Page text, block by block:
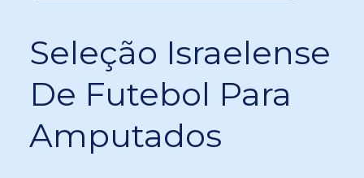
Seleção Israelense
De Futebol Para
Amputados